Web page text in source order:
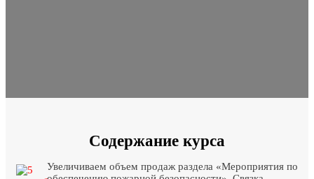
Содержание курса
Увеличиваем объем продаж раздела «Мероприятия по